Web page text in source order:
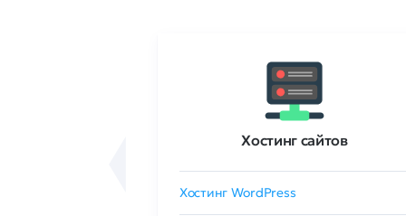
Хостинг сайтов
Хостинг WordPress